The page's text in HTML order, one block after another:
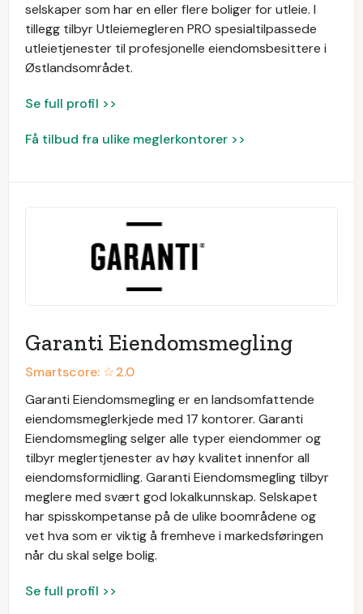
selskaper som har en eller flere boliger for utleie. I
tillegg tilbyr Utleiemegleren PRO spesialtilpassede
utleietjenester til profesjonelle eiendomsbesittere i
Østlandsområdet.
Se full profil >>
Få tilbud fra ulike meglerkontorer >>
Garanti Eiendomsmegling
Smartscore: ☆2.0
Garanti Eiendomsmegling er en landsomfattende
eiendomsmeglerkjede med 17 kontorer. Garanti
Eiendomsmegling selger alle typer eiendommer og
tilbyr meglertjenester av høy kvalitet innenfor all
eiendomsformidling. Garanti Eiendomsmegling tilbyr
meglere med svært god lokalkunnskap. Selskapet
har spisskompetanse på de ulike boområdene og
vet hva som er viktig å fremheve i markedsføringen
når du skal selge bolig.
Se full profil >>